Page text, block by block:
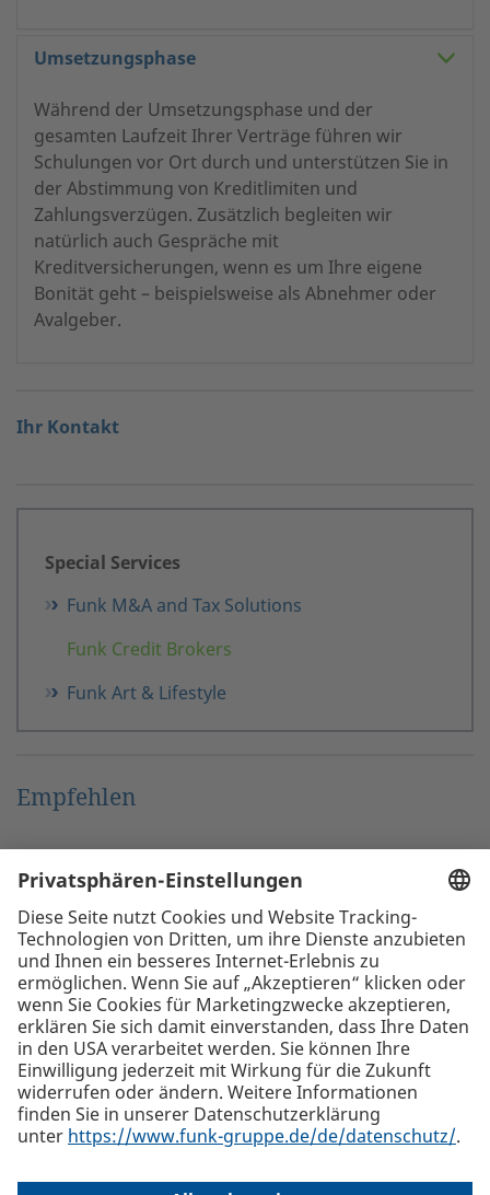
Umsetzungsphase
Während der Umsetzungsphase und der
gesamten Laufzeit Ihrer Verträge führen wir
Schulungen vor Ort durch und unterstützen Sie in
der Abstimmung von Kreditlimiten und
Zahlungsverzügen. Zusätzlich begleiten wir
natürlich auch Gespräche mit
Kreditversicherungen, wenn es um Ihre eigene
Bonität geht – beispielsweise als Abnehmer oder
Avalgeber.
Ihr Kontakt
Special Services
Funk M&A and Tax Solutions
Funk Credit Brokers
Funk Art & Lifestyle
Empfehlen
Die beste Empfehlung. Funk.
+43 1 58910-0
Standorte